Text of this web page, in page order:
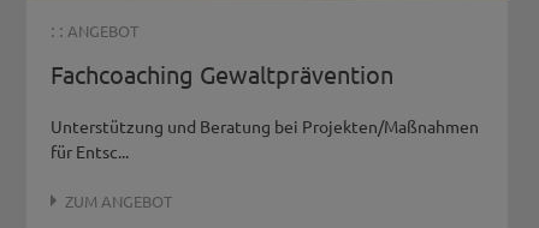
: : ANGEBOT
Fachcoaching Gewaltprävention
Unterstützung und Beratung bei Projekten/Maßnahmen
für Entsc...
ZUM ANGEBOT